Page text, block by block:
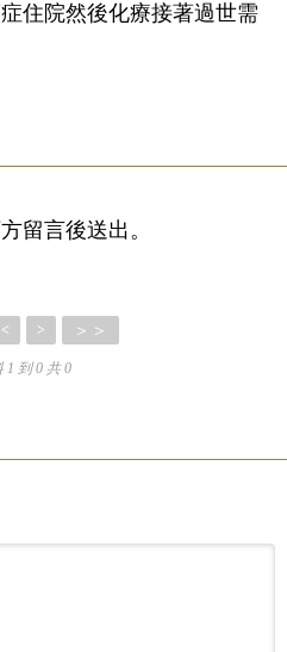
住院然後化療接著過世需
留言後送出。
< > ＞＞
1 到 0 共 0